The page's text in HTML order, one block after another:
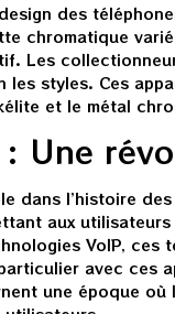
des
chromatique
Les
styles. Ces
et le métal
Une
dans l’histoire
aux
VoIP, ces
avec ces
une époque